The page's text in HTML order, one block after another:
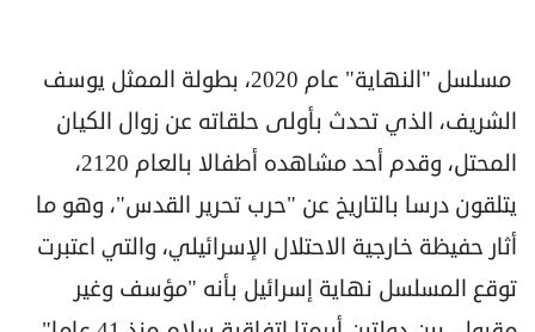
مسلسل "النهاية" عام 2020، بطولة الممثل يوسف
الشريف، الذي تحدث بأولى حلقاته عن زوال الكيان
المحتل، وقدم أحد مشاهده أطفالا بالعام 2120،
يتلقون درسا بالتاريخ عن "حرب تحرير القدس"، وهو ما
أثار حفيظة خارجية الاحتلال الإسرائيلي، والتي اعتبرت
توقع المسلسل نهاية إسرائيل بأنه "مؤسف وغير